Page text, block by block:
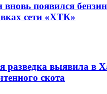
появился
сети «ХТК»
разведка выявила в
скота